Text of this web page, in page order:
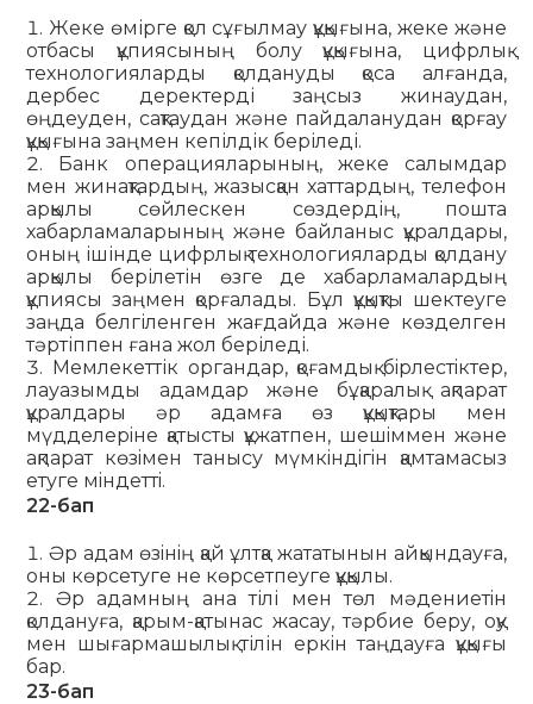
Жеке өмірге қол сұғылмау құқығына, жеке және
отбасы құпиясының болу құқығына, цифрлық
технологияларды қолдануды қоса алғанда,
дербес деректерді заңсыз жинаудан,
өңдеуден, сақтаудан және пайдаланудан қорғау
құқығына заңмен кепілдік беріледі.
Банк операцияларының, жеке салымдар
мен жинақ­тардың, жазысқан хаттардың, телефон
арқылы сөйлескен сөздердің, пошта
хабарламаларының және байланыс құралдары,
оның ішінде цифрлық технологияларды қолдану
арқылы берілетін өзге де хабарламалардың
құпиясы заңмен қорғалады. Бұл құқықты шектеуге
заңда белгіленген жағдайда және көзделген
тәртіппен ғана жол беріледі.
Мемлекеттік органдар, қоғамдық бiрлестiктер,
лауазымды адамдар және бұқаралық ақпарат
құралдары әр адамға өз құқықтары мен
мүдделерiне қатысты құжатпен, шешiммен және
ақпарат көзiмен танысу мүмкiндiгiн қамтамасыз
етуге мiндеттi.
22-бап
Әр адам өзiнiң қай ұлтқа жататынын айқындауға,
оны көрсетуге не көрсетпеуге құқылы.
Әр адамның ана тілі мен төл мәдениетiн
қолдануға, қарым-қатынас жасау, тәрбие беру, оқу
мен шығармашылық тілін еркiн таңдауға құқығы
бар.
23-бап